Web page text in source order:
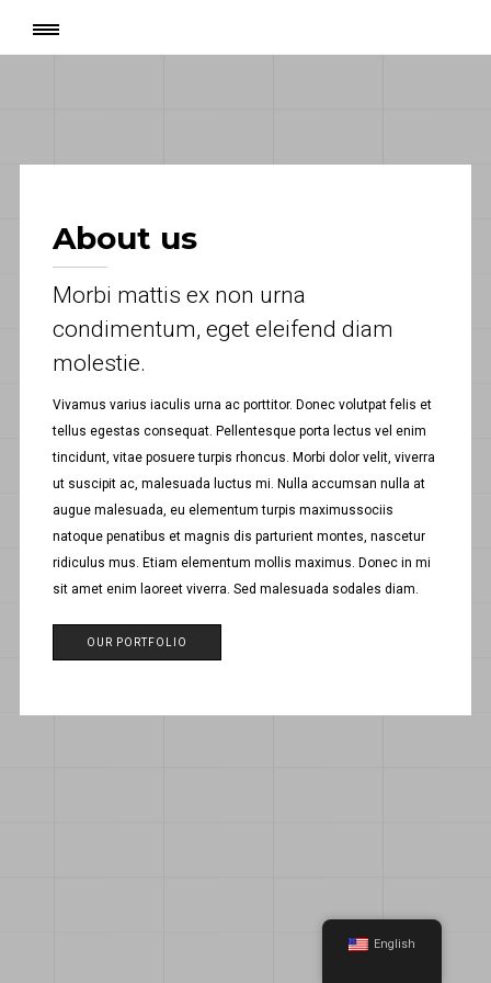
Page
About us
Morbi mattis ex non urna
condimentum, eget eleifend diam
molestie.
Vivamus varius iaculis urna ac porttitor. Donec volutpat felis et
tellus egestas consequat. Pellentesque porta lectus vel enim
tincidunt, vitae posuere turpis rhoncus. Morbi dolor velit, viverra
ut suscipit ac, malesuada luctus mi. Nulla accumsan nulla at
augue malesuada, eu elementum turpis maximussociis
natoque penatibus et magnis dis parturient montes, nascetur
ridiculus mus. Etiam elementum mollis maximus. Donec in mi
sit amet enim laoreet viverra. Sed malesuada sodales diam.
OUR PORTFOLIO
English